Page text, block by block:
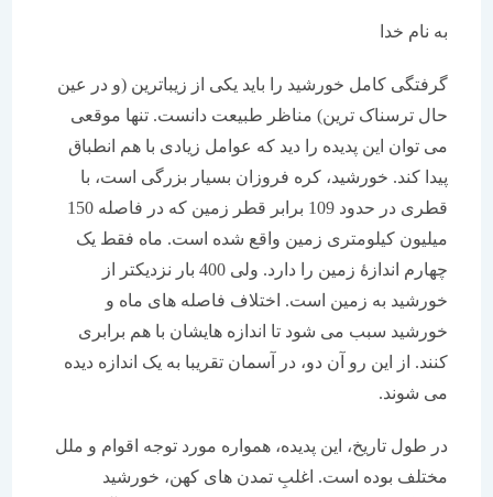
به نام خدا
گرفتگی کامل خورشید را باید یکی از زیباترین (و در عین
حال ترسناک ترین) مناظر طبیعت دانست. تنها موقعی
می توان این پدیده را دید که عوامل زیادی با هم انطباق
پیدا کند. خورشید، کره فروزان بسیار بزرگی است، با
قطری در حدود 109 برابر قطر زمین که در فاصله 150
میلیون کیلومتری زمین واقع شده است. ماه فقط یک
چهارم اندازۀ زمین را دارد. ولی 400 بار نزدیکتر از
خورشید به زمین است. اختلاف فاصله های ماه و
خورشید سبب می شود تا اندازه هایشان با هم برابری
کنند. از این رو آن دو، در آسمان تقریبا به یک اندازه دیده
می شوند.
در طول تاریخ، این پدیده، همواره مورد توجه اقوام و ملل
مختلف بوده است. اغلبِ تمدن های کهن، خورشید